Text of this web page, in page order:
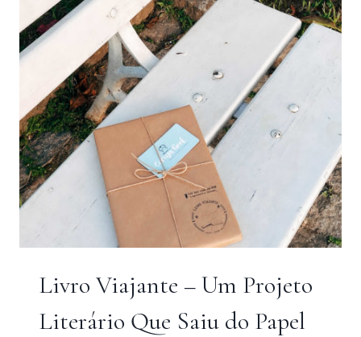
Livro Viajante – Um Projeto
Literário Que Saiu do Papel